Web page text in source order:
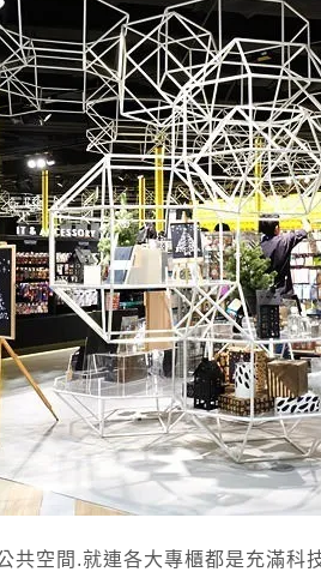
共空間.就連各大專櫃都是充滿科